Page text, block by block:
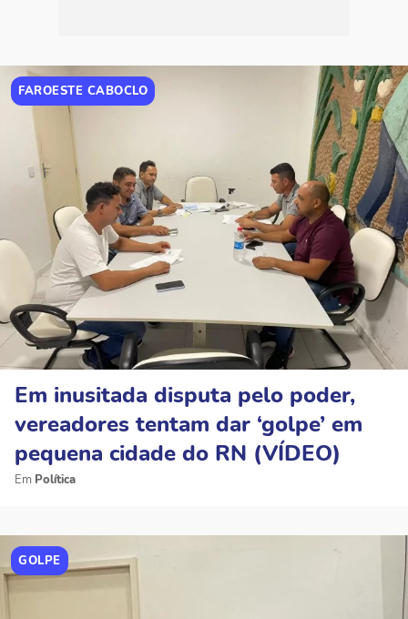
FAROESTE CABOCLO
Em inusitada disputa pelo poder,
vereadores tentam dar ‘golpe’ em
pequena cidade do RN (VÍDEO)
Política
GOLPE